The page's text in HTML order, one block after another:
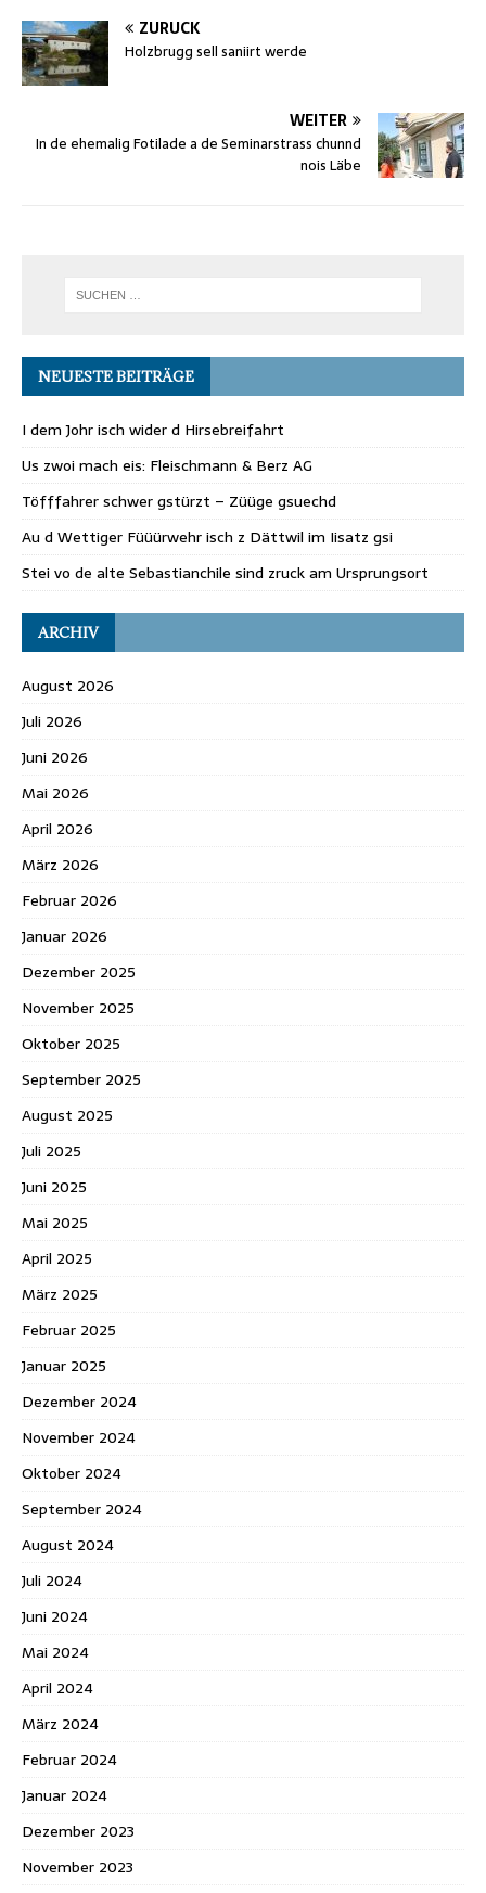
ZURÜCK
Holzbrugg sell saniirt werde
WEITER
In de ehemalig Fotilade a de Seminarstrass chunnd
nois Läbe
NEUESTE BEITRÄGE
I dem Johr isch wider d Hirsebreifahrt
Us zwoi mach eis: Fleischmann & Berz AG
Töfffahrer schwer gstürzt – Züüge gsuechd
Au d Wettiger Füüürwehr isch z Dättwil im Iisatz gsi
Stei vo de alte Sebastianchile sind zruck am Ursprungsort
ARCHIV
August 2026
Juli 2026
Juni 2026
Mai 2026
April 2026
März 2026
Februar 2026
Januar 2026
Dezember 2025
November 2025
Oktober 2025
September 2025
August 2025
Juli 2025
Juni 2025
Mai 2025
April 2025
März 2025
Februar 2025
Januar 2025
Dezember 2024
November 2024
Oktober 2024
September 2024
August 2024
Juli 2024
Juni 2024
Mai 2024
April 2024
März 2024
Februar 2024
Januar 2024
Dezember 2023
November 2023